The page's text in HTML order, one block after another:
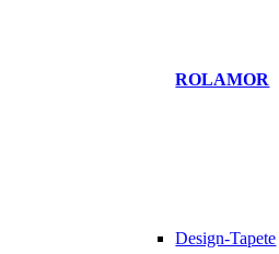
ROLAMOR
Design-Tapete